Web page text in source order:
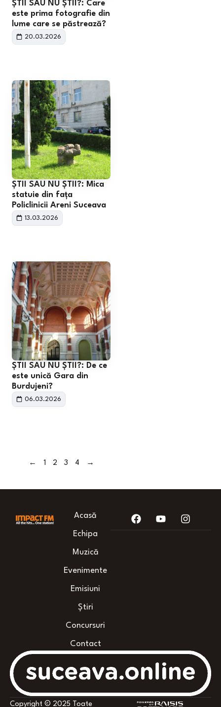
ȘTII SAU NU ȘTII?: Care
este prima fotografie din
lume care se păstrează?
20.03.2026
ȘTII SAU NU ȘTII?: Mica
statuie din fața
Policlinicii Areni Suceava
13.03.2026
ȘTII SAU NU ȘTII?: De ce
este unică Gara din
Burdujeni?
06.03.2026
← 1 2 3 4 →
Acasă
Echipa
Muzică
Evenimente
Emisiuni
Știri
Concursuri
Contact
Copyright © 2025 Toate